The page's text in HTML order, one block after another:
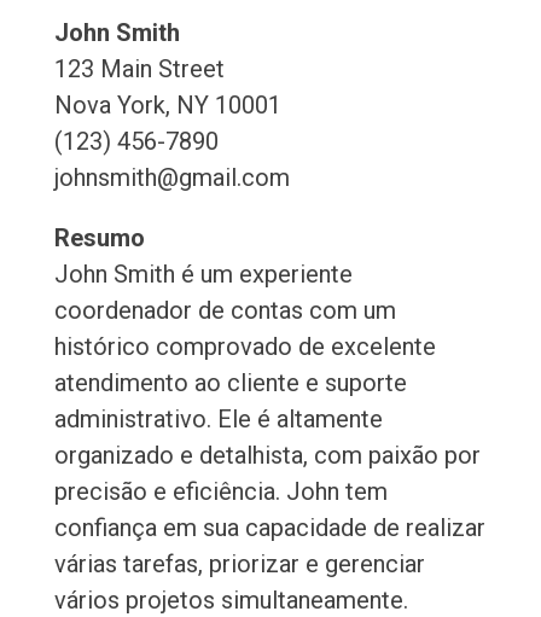
John Smith
123 Main Street
Nova York, NY 10001
(123) 456-7890
johnsmith@gmail.com
Resumo
John Smith é um experiente
coordenador de contas com um
histórico comprovado de excelente
atendimento ao cliente e suporte
administrativo. Ele é altamente
organizado e detalhista, com paixão por
precisão e eficiência. John tem
confiança em sua capacidade de realizar
várias tarefas, priorizar e gerenciar
vários projetos simultaneamente.